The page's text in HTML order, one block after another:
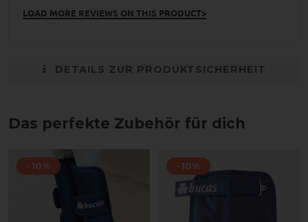
LOAD MORE REVIEWS ON THIS PRODUCT>
DETAILS ZUR PRODUKTSICHERHEIT
Das perfekte Zubehör für dich
-10% -10%